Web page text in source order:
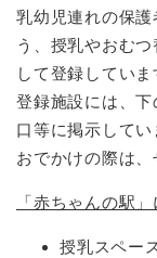
乳幼児連れの保
う、授乳やおむ
して登録していま
登録施設には、
口等に掲示してい
おでかけの際は、
「赤ちゃんの駅
授乳スペー